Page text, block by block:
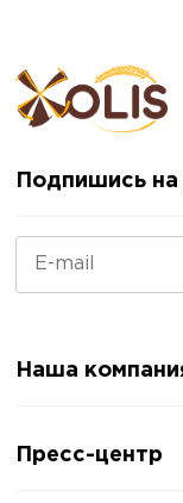
Подпишись
Наша
Отзывы о компании
Пресс-центр